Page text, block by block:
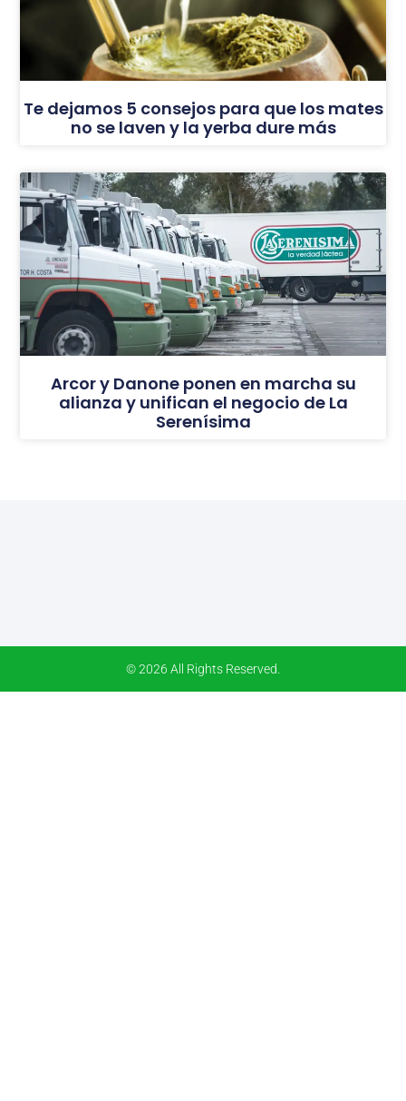
Te dejamos 5 consejos para que los mates
no se laven y la yerba dure más
Arcor y Danone ponen en marcha su
alianza y unifican el negocio de La
Serenísima
© 2026 All Rights Reserved.